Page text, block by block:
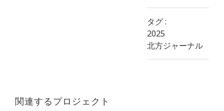
タグ :
2025
北方ジャーナル
関連するプロジェクト